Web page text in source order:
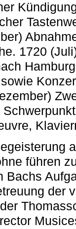
1720
führen
Bachs
der